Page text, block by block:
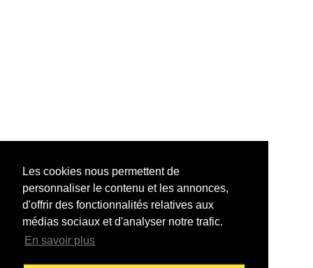
Les cookies nous permettent de
personnaliser le contenu et les annonces,
d'offrir des fonctionnalités relatives aux
médias sociaux et d'analyser notre trafic.
En savoir plus